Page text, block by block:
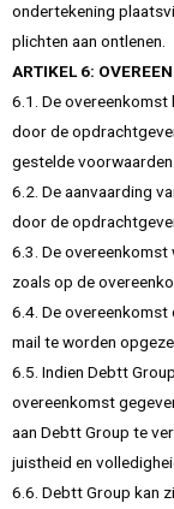
ondertekening
plichten aan ontlenen.
ARTIKEL 6:
6.1. De
door de
gestelde voorwaarden.
6.2. De aanvaarding
door de
6.3. De
zoals op de
6.4. De overeenkomst
mail te worden
6.5. Indien Debtt
overeenkomst
aan Debtt Group te
juistheid en
6.6. Debtt Group kan